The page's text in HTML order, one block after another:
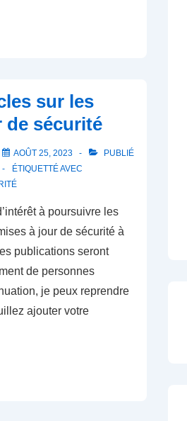
sur les
de sécurité
AOÛT 25, 2023
PUBLIÉ
ÉTIQUETTÉ AVEC
à poursuivre les
à jour de sécurité à
publications seront
de personnes
je peux reprendre
ajouter votre